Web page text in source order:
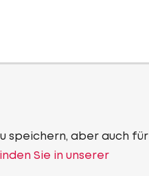
speichern, aber auch für
Sie in unserer